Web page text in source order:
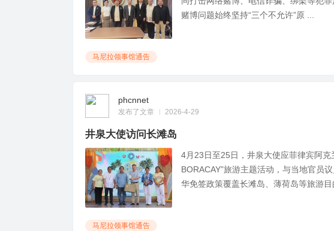
赌博问题始终坚持“三个不允许”原 ...
马尼拉领事馆通告
phcnnet
发布了文章 2026-4-29
井泉大使访问长滩岛
4月23日至25日，井泉大使应菲律宾阿
BORACAY”旅游主题活动，与当地官员
华免签政策覆盖长滩岛、薄荷岛等旅游目
马尼拉领事馆通告